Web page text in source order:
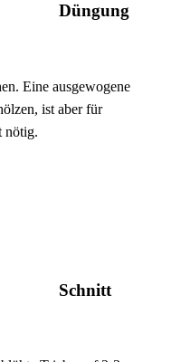
Düngung
Eine ausgewogene
ist aber für
nötig.
Schnitt